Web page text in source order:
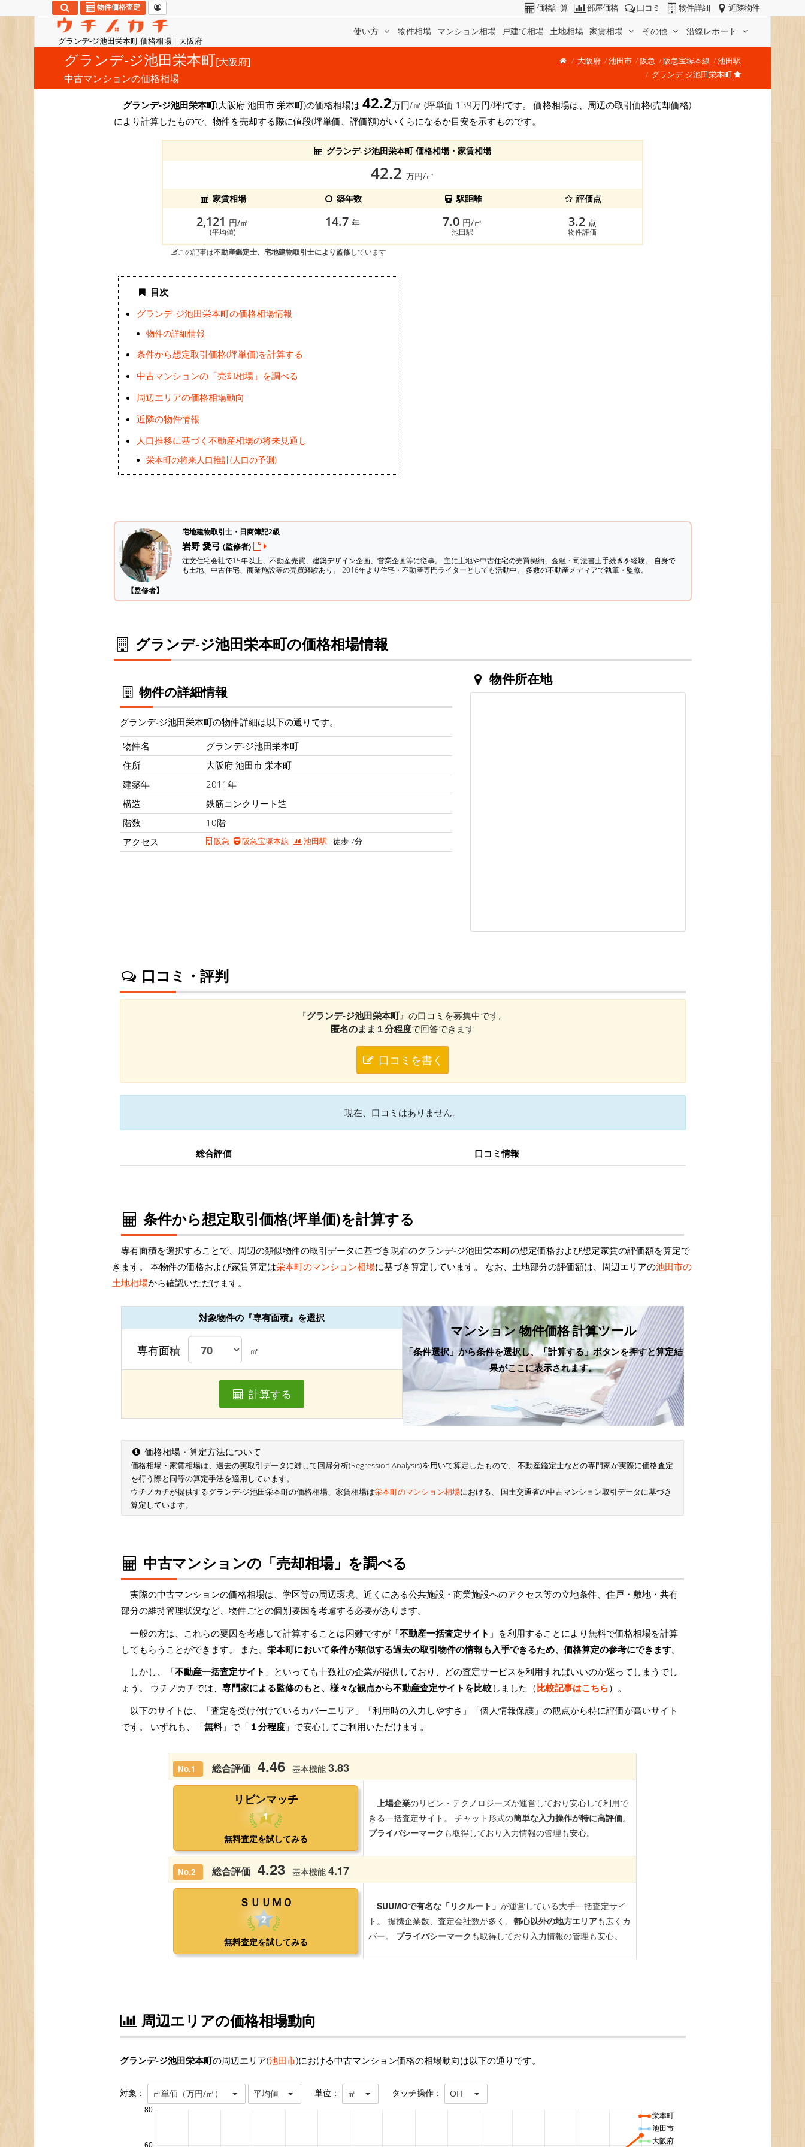
グランデ-ジ池田栄本町 価格相場 | 大阪府
使い方 物件相場 マンション相場 戸建て相場 土地相場 家賃相場 その他 沿線レポート
物件価格査定 価格計算 部屋価格 口コミ 物件詳細 近隣物件
グランデ-ジ池田栄本町[大阪府]
中古マンションの価格相場
大阪府 池田市 阪急 阪急宝塚本線
池田駅
グランデ-ジ池田栄本町
グランデ-ジ池田栄本町(大阪府 池田市 栄本町)の価格相場は 42.2万円/㎡ (坪単価 139万円/坪)です。 価格相場は、周辺の取引価格(売却価格)
により計算したもので、物件を売却する際に値段(坪単価、評価額)がいくらになるか目安を示すものです。
グランデ-ジ池田栄本町 価格相場・家賃相場
42.2 万円/㎡
家賃相場
築年数 駅距離 評価点
2,121 円/㎡
(平均値)
14.7 年 7.0 円/㎡
池田駅
3.2 点
物件評価
この記事は不動産鑑定士、宅地建物取引士により監修しています
目次
グランデ-ジ池田栄本町の価格相場情報
物件の詳細情報
条件から想定取引価格(坪単価)を計算する
中古マンションの「売却相場」を調べる
周辺エリアの価格相場動向
近隣の物件情報
人口推移に基づく不動産相場の将来見通し
栄本町の将来人口推計(人口の予測)
【監修者】
宅地建物取引士・日商簿記2級
岩野 愛弓 (監修者)
注文住宅会社で15年以上、不動産売買、建築デザイン企画、営業企画等に従事。 主に土地や中古住宅の売買契約、金融・司法書士手続きを経験。 自身で
も土地、中古住宅、商業施設等の売買経験あり。 2016年より住宅・不動産専門ライターとしても活動中。 多数の不動産メディアで執筆・監修。
グランデ-ジ池田栄本町の価格相場情報
物件の詳細情報
グランデ-ジ池田栄本町の物件詳細は以下の通りです。
物件名
グランデ-ジ池田栄本町
住所
大阪府 池田市 栄本町
建築年
2011年
構造
鉄筋コンクリート造
階数
10階
アクセス
阪急 阪急宝塚本線 池田駅 徒歩 7分
物件所在地
口コミ・評判
『グランデ-ジ池田栄本町』の口コミを募集中です。
匿名のまま１分程度で回答できます
口コミを書く
現在、口コミはありません。
総合評価 口コミ情報
条件から想定取引価格(坪単価)を計算する
専有面積を選択することで、周辺の類似物件の取引データに基づき現在のグランデ-ジ池田栄本町の想定価格および想定家賃の評価額を算定で
きます。 本物件の価格および家賃算定は栄本町のマンション相場に基づき算定しています。 なお、土地部分の評価額は、周辺エリアの池田市の
土地相場から確認いただけます。
対象物件の『専有面積』を選択
専有面積 ㎡
計算する
マンション 物件価格 計算ツール
「条件選択」から条件を選択し、「計算する」ボタンを押すと算定結
果がここに表示されます。
価格相場・算定方法について
価格相場・家賃相場は、過去の実取引データに対して回帰分析(Regression Analysis)を用いて算定したもので、 不動産鑑定士などの専門家が実際に価格査定
を行う際と同等の算定手法を適用しています。
ウチノカチが提供するグランデ-ジ池田栄本町の価格相場、家賃相場は栄本町のマンション相場における、 国土交通省の中古マンション取引データに基づき
算定しています。
中古マンションの「売却相場」を調べる
実際の中古マンションの価格相場は、学区等の周辺環境、近くにある公共施設・商業施設へのアクセス等の立地条件、住戸・敷地・共有
部分の維持管理状況など、物件ごとの個別要因を考慮する必要があります。
一般の方は、これらの要因を考慮して計算することは困難ですが「不動産一括査定サイト 」を利用することにより無料で価格相場を計算
してもらうことができます。 また、 栄本町において条件が類似する過去の取引物件の情報も入手できるため、価格算定の参考にできます。
しかし、「不動産一括査定サイト 」といっても十数社の企業が提供しており、どの査定サービスを利用すればいいのか迷ってしまうでし
ょう。 ウチノカチでは、 専門家による監修のもと、様々な観点から不動産査定サイトを比較しました（比較記事はこちら）。
以下のサイトは、「査定を受け付けているカバーエリア」「利用時の入力しやすさ」「個人情報保護」の観点から特に評価が高いサイト
です。 いずれも、「無料」で「 １分程度 」で安心してご利用いただけます。
周辺エリアの価格相場動向
グランデ-ジ池田栄本町の周辺エリア(池田市)における中古マンション価格の相場動向は以下の通りです。
対象： ㎡単価（万円/㎡） 平均値 単位： ㎡ タッチ操作： OFF
80
栄本町
池田市
大阪府